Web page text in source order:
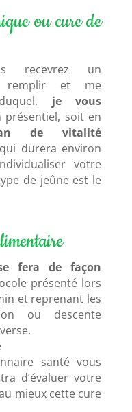
ou cure de
recevrez un
remplir et me
je vous
soit en
de vitalité
qui durera environ
votre
de jeûne est le
fera de façon
présenté lors
et reprenant les
ou descente
santé vous
d’évaluer votre
mieux cette cure